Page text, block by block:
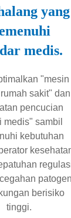
yang
medis.
"mesin
sakit" dan
pencucian
medis" sambil
kebutuhan
berisiko
tinggi.